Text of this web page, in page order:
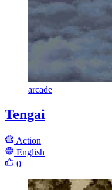
arcade
Tengai
Action
English
0